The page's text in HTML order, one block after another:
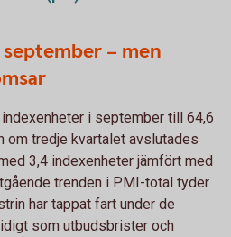
– men
i september till 64,6
om tredje kvartalet avslutades
3,4 indexenheter jämfört med
trenden i PMI-total tyder
har tappat fart under de
som utbudsbrister och